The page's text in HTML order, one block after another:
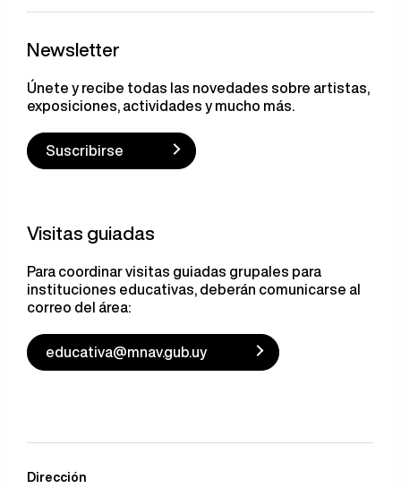
Newsletter
Únete y recibe todas las novedades sobre artistas,
exposiciones, actividades y mucho más.
Suscribirse
Visitas guiadas
Para coordinar visitas guiadas grupales para
instituciones educativas, deberán comunicarse al
correo del área:
educativa@mnav.gub.uy
Dirección